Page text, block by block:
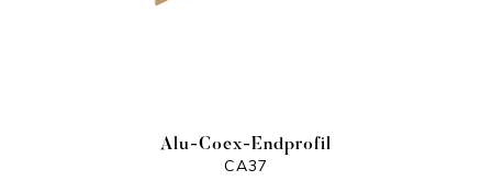
Alu-Coex-Endprofil
CA37